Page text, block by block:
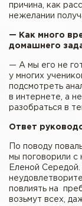
причина, как
нежелании
— Как много
домашнего
— А мы его не
у многих
подсмотреть
в интернете, а
разобраться в
Ответ
По поводу
мы поговорили с
Еленой
повлиять на
возьмут всех,